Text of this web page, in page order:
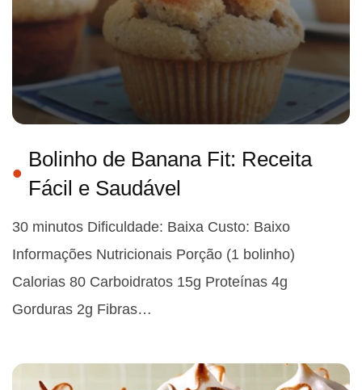
Bolinho de Banana Fit: Receita
Fácil e Saudável
30 minutos Dificuldade: Baixa Custo: Baixo
Informações Nutricionais Porção (1 bolinho)
Calorias 80 Carboidratos 15g Proteínas 4g
Gorduras 2g Fibras…